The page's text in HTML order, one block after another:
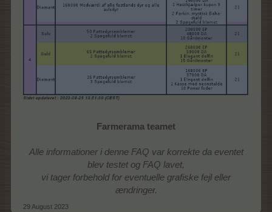
Farmerama teamet
Alle informationer i denne FAQ var korrekte da eventet
blev testet og FAQ lavet,
vi tager forbehold for eventuelle grafiske fejl eller
ændringer.
29 August 2023